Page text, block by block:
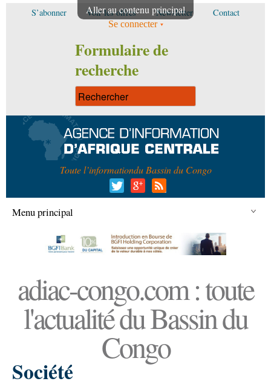
Aller au contenu principal
S’abonner Voir les offres Newsletter Contact
Se connecter
Formulaire de
recherche
Toute l’informationdu Bassin du Congo
Menu principal
adiac-congo.com : toute
l'actualité du Bassin du
Congo
Société